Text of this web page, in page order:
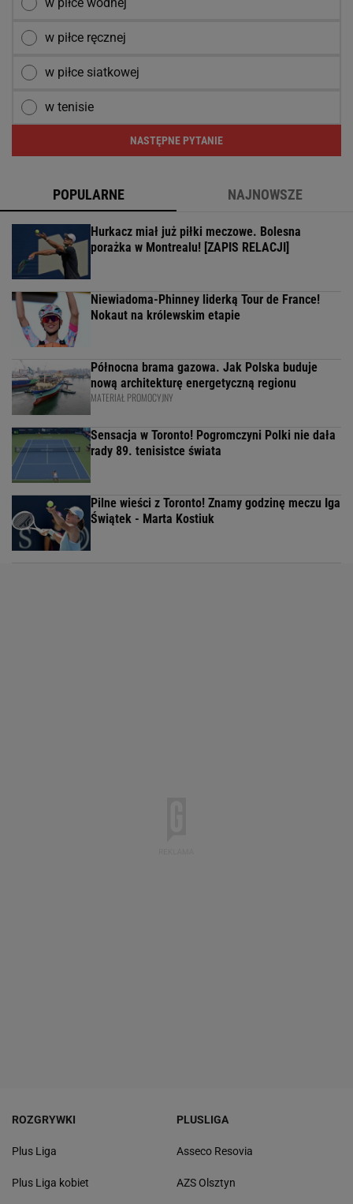
w piłce wodnej
w piłce ręcznej
w piłce siatkowej
w tenisie
NASTĘPNE PYTANIE
POPULARNE NAJNOWSZE
Hurkacz miał już piłki meczowe. Bolesna
porażka w Montrealu! [ZAPIS RELACJI]
Niewiadoma-Phinney liderką Tour de France!
Nokaut na królewskim etapie
Północna brama gazowa. Jak Polska buduje
nową architekturę energetyczną regionu
MATERIAŁ PROMOCYJNY
Sensacja w Toronto! Pogromczyni Polki nie dała
rady 89. tenisistce świata
Pilne wieści z Toronto! Znamy godzinę meczu Iga
Świątek - Marta Kostiuk
ROZGRYWKI
Plus Liga
Plus Liga kobiet
PLUSLIGA
Asseco Resovia
AZS Olsztyn